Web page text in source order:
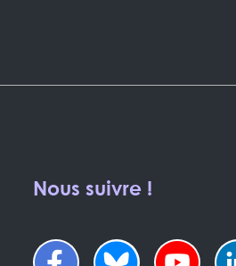
Nous suivre !